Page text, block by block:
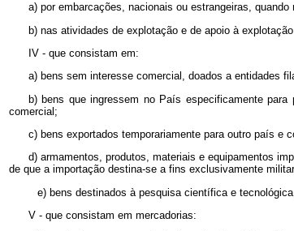
a) por embarcações, nacionais ou estrangeiras,
b) nas atividades de explotação e de apoio à
IV - que consistam em:
a) bens sem interesse comercial, doados a entidades
b) bens que ingressem no País especificamente
comercial;
c) bens exportados temporariamente para outro país e
d) armamentos, produtos, materiais e equipamentos
de que a importação destina-se a fins exclusivamente
e) bens destinados à pesquisa científica e
V - que consistam em mercadorias: